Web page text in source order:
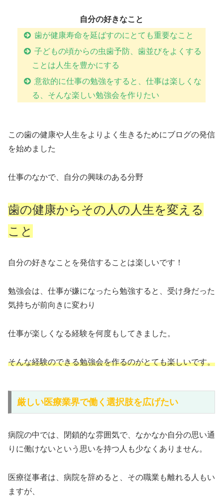
自分の好きなこと
歯が健康寿命を延ばすのにとても重要なこと
子どもの頃からの虫歯予防、歯並びをよくする
ことは人生を豊かにする
意欲的に仕事の勉強をすると、仕事は楽しくな
る、そんな楽しい勉強会を作りたい
この歯の健康や人生をよりよく生きるためにブログの発信
を始めました
仕事のなかで、自分の興味のある分野
歯の健康からその人の人生を変える
こと
自分の好きなことを発信することは楽しいです！
勉強会は、仕事が嫌になったら勉強すると、受け身だった
気持ちが前向きに変わり
仕事が楽しくなる経験を何度もしてきました。
そんな経験のできる勉強会を作るのがとても楽しいです。
厳しい医療業界で働く選択肢を広げたい
病院の中では、閉鎖的な雰囲気で、なかなか自分の思い通
りに働けないという思いを持つ人も少なくありません。
医療従事者は、病院を辞めると、その職業も離れる人もい
ますが、